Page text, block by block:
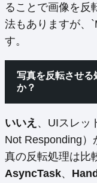
ることで画像を反
法もありますが、
す。
写真を反転させる
か？
いいえ 、UIスレッ
Not Responding）
真の反転処理は比
AsyncTask、